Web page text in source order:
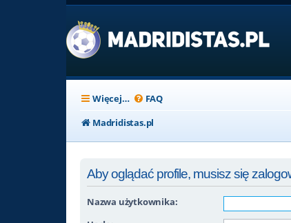
Więcej… FAQ
Madridistas.pl
Aby oglądać profile, musisz się
Nazwa użytkownika: